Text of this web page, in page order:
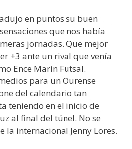
en puntos su buen
que nos había
jornadas. Que mejor
+3 ante un rival que venía
Ence Marín Futsal.
para un Ourense
del calendario tan
teniendo en el inicio de
al final del túnel. No se
la internacional Jenny Lores.